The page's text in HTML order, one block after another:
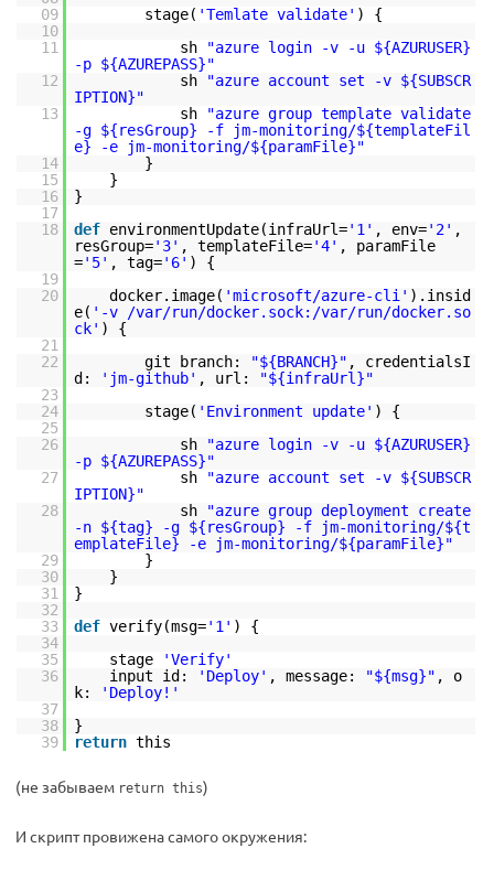
09
stage( 'Temlate validate' ) {
10
11
sh
"azure login -v -u ${AZURUSER}
-p ${AZUREPASS}"
12
sh
"azure account set -v ${SUBSCR
IPTION}"
13
sh
"azure group template validate
-g ${resGroup} -f jm-monitoring/${templateFil
e} -e jm-monitoring/${paramFile}"
14
}
15
}
16
}
17
18
def environmentUpdate(infraUrl='1' , env='2' ,
resGroup='3' , templateFile='4' , paramFile
='5' , tag='6' ) {
19
20
docker.image( 'microsoft/azure-cli' ).insid
e( '-v /var/run/docker.sock:/var/run/docker.so
ck' ) {
21
22
git branch: "${BRANCH}" , credentialsI
d:
'jm-github' , url:
"${infraUrl}"
23
24
stage( 'Environment update' ) {
25
26
sh
"azure login -v -u ${AZURUSER}
-p ${AZUREPASS}"
27
sh
"azure account set -v ${SUBSCR
IPTION}"
28
sh
"azure group deployment create
-n ${tag} -g ${resGroup} -f jm-monitoring/${t
emplateFile} -e jm-monitoring/${paramFile}"
29
}
30
}
31
}
32
33
def verify(msg='1' ) {
34
35
stage
'Verify'
36
input id: 'Deploy' , message: "${msg}" , o
k:
'Deploy!'
37
38
}
39
return this
(не забываем return this)
И скрипт провижена самого окружения: